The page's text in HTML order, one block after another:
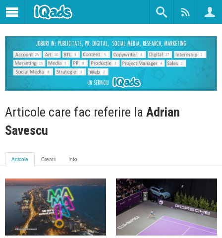
Articole care fac referire la Adrian
Savescu
Articole Creatii Info